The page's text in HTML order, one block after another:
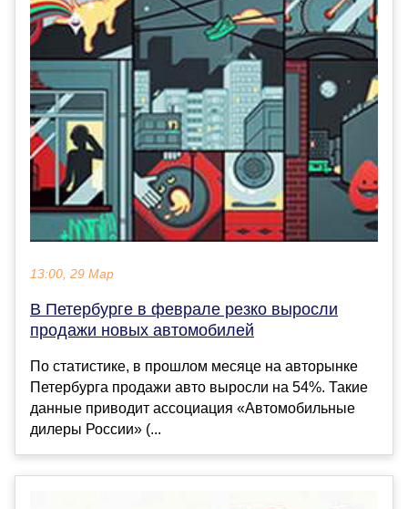
13:00, 29 Мар
В Петербурге в феврале резко выросли
продажи новых автомобилей
По статистике, в прошлом месяце на авторынке
Петербурга продажи авто выросли на 54%. Такие
данные приводит ассоциация «Автомобильные
дилеры России» (...